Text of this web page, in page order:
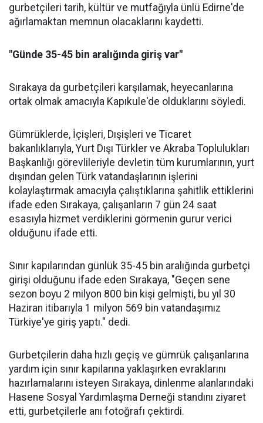
gurbetçileri tarih, kültür ve mutfağıyla ünlü Edirne'de
ağırlamaktan memnun olacaklarını kaydetti.
"Günde 35-45 bin aralığında giriş var"
Sırakaya da gurbetçileri karşılamak, heyecanlarına
ortak olmak amacıyla Kapıkule'de olduklarını söyledi.
Gümrüklerde, İçişleri, Dışişleri ve Ticaret
bakanlıklarıyla, Yurt Dışı Türkler ve Akraba Toplulukları
Başkanlığı görevlileriyle devletin tüm kurumlarının, yurt
dışından gelen Türk vatandaşlarının işlerini
kolaylaştırmak amacıyla çalıştıklarına şahitlik ettiklerini
ifade eden Sırakaya, çalışanların 7 gün 24 saat
esasıyla hizmet verdiklerini görmenin gurur verici
olduğunu ifade etti.
Sınır kapılarından günlük 35-45 bin aralığında gurbetçi
girişi olduğunu ifade eden Sırakaya, "Geçen sene
sezon boyu 2 milyon 800 bin kişi gelmişti, bu yıl 30
Haziran itibarıyla 1 milyon 569 bin vatandaşımız
Türkiye'ye giriş yaptı." dedi.
Gurbetçilerin daha hızlı geçiş ve gümrük çalışanlarına
yardım için sınır kapılarına yaklaşırken evraklarını
hazırlamalarını isteyen Sırakaya, dinlenme alanlarındaki
Hasene Sosyal Yardımlaşma Derneği standını ziyaret
etti, gurbetçilerle anı fotoğrafı çektirdi.